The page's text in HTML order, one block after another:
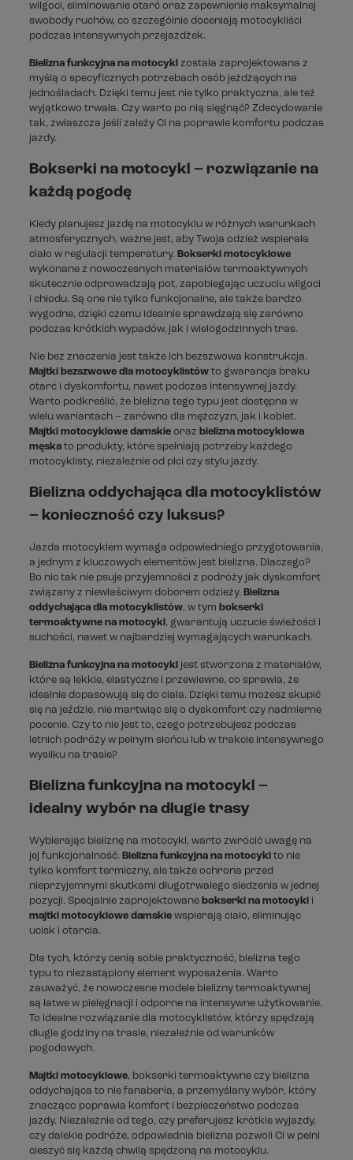
wilgoci, eliminowanie otarć oraz zapewnienie maksymalnej
swobody ruchów, co szczególnie doceniają motocykliści
podczas intensywnych przejażdżek.
Bielizna funkcyjna na motocykl została zaprojektowana z
myślą o specyficznych potrzebach osób jeżdżących na
jednośladach. Dzięki temu jest nie tylko praktyczna, ale też
wyjątkowo trwała. Czy warto po nią sięgnąć? Zdecydowanie
tak, zwłaszcza jeśli zależy Ci na poprawie komfortu podczas
jazdy.
Bokserki na motocykl – rozwiązanie na
każdą pogodę
Kiedy planujesz jazdę na motocyklu w różnych warunkach
atmosferycznych, ważne jest, aby Twoja odzież wspierała
ciało w regulacji temperatury. Bokserki motocyklowe
wykonane z nowoczesnych materiałów termoaktywnych
skutecznie odprowadzają pot, zapobiegając uczuciu wilgoci
i chłodu. Są one nie tylko funkcjonalne, ale także bardzo
wygodne, dzięki czemu idealnie sprawdzają się zarówno
podczas krótkich wypadów, jak i wielogodzinnych tras.
Nie bez znaczenia jest także ich bezszwowa konstrukcja.
Majtki bezszwowe dla motocyklistówto gwarancja braku
otarć i dyskomfortu, nawet podczas intensywnej jazdy.
Warto podkreślić, że bielizna tego typu jest dostępna w
wielu wariantach – zarówno dla mężczyzn, jak i kobiet.
Majtki motocyklowe damskieoraz bielizna motocyklowa
męskato produkty, które spełniają potrzeby każdego
motocyklisty, niezależnie od płci czy stylu jazdy.
Bielizna oddychająca dla motocyklistów
– konieczność czy luksus?
Jazda motocyklem wymaga odpowiedniego przygotowania,
a jednym z kluczowych elementów jest bielizna. Dlaczego?
Bo nic tak nie psuje przyjemności z podróży jak dyskomfort
związany z niewłaściwym doborem odzieży. Bielizna
oddychająca dla motocyklistów, w tym bokserki
termoaktywne na motocykl , gwarantują uczucie świeżości i
suchości, nawet w najbardziej wymagających warunkach.
Bielizna funkcyjna na motocykl jest stworzona z materiałów,
które są lekkie, elastyczne i przewiewne, co sprawia, że
idealnie dopasowują się do ciała. Dzięki temu możesz skupić
się na jeździe, nie martwiąc się o dyskomfort czy nadmierne
pocenie. Czy to nie jest to, czego potrzebujesz podczas
letnich podróży w pełnym słońcu lub w trakcie intensywnego
wysiłku na trasie?
Bielizna funkcyjna na motocykl –
idealny wybór na długie trasy
Wybierając bieliznę na motocykl, warto zwrócić uwagę na
jej funkcjonalność. Bielizna funkcyjna na motocykl to nie
tylko komfort termiczny, ale także ochrona przed
nieprzyjemnymi skutkami długotrwałego siedzenia w jednej
pozycji. Specjalnie zaprojektowane bokserki na motocykl i
majtki motocyklowe damskiewspierają ciało, eliminując
ucisk i otarcia.
Dla tych, którzy cenią sobie praktyczność, bielizna tego
typu to niezastąpiony element wyposażenia. Warto
zauważyć, że nowoczesne modele bielizny termoaktywnej
są łatwe w pielęgnacji i odporne na intensywne użytkowanie.
To idealne rozwiązanie dla motocyklistów, którzy spędzają
długie godziny na trasie, niezależnie od warunków
pogodowych.
Majtki motocyklowe, bokserki termoaktywne czy bielizna
oddychająca to nie fanaberia, a przemyślany wybór, który
znacząco poprawia komfort i bezpieczeństwo podczas
jazdy. Niezależnie od tego, czy preferujesz krótkie wyjazdy,
czy dalekie podróże, odpowiednia bielizna pozwoli Ci w pełni
cieszyć się każdą chwilą spędzoną na motocyklu.